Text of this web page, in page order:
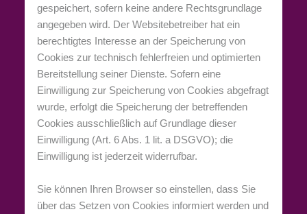
gespeichert, sofern keine andere Rechtsgrundlage
angegeben wird. Der Websitebetreiber hat ein
berechtigtes Interesse an der Speicherung von
Cookies zur technisch fehlerfreien und optimierten
Bereitstellung seiner Dienste. Sofern eine
Einwilligung zur Speicherung von Cookies abgefragt
wurde, erfolgt die Speicherung der betreffenden
Cookies ausschließlich auf Grundlage dieser
Einwilligung (Art. 6 Abs. 1 lit. a DSGVO); die
Einwilligung ist jederzeit widerrufbar.
Sie können Ihren Browser so einstellen, dass Sie
über das Setzen von Cookies informiert werden und